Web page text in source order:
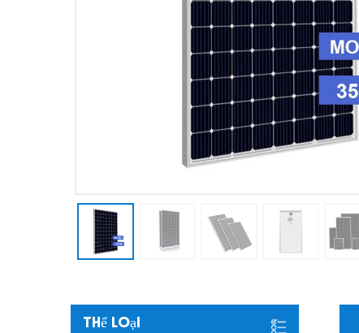
Thể Loại